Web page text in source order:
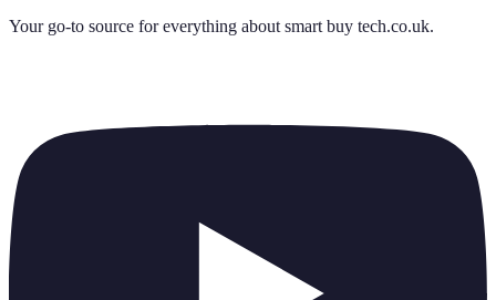
Your go-to source for everything about smart buy tech.co.uk.